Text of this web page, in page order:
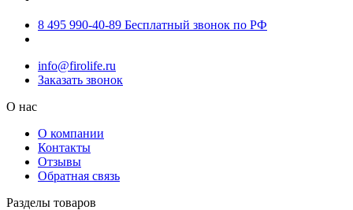
8 495 990-40-89 Бесплатный звонок по РФ
info@firolife.ru
Заказать звонок
О нас
О компании
Контакты
Отзывы
Обратная связь
Разделы товаров